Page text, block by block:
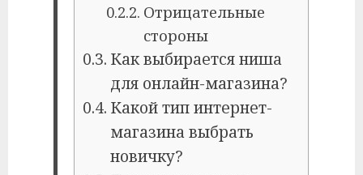
Отрицательные
стороны
Как выбирается ниша
для онлайн-магазина?
Какой тип интернет-
магазина выбрать
новичку?